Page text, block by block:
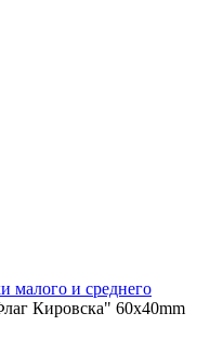
малого и среднего
Кировска" 60x40mm